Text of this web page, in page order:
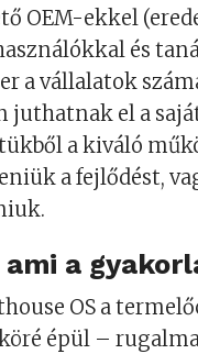
OEM-ekkel
és
a vállalatok
juthatnak el a
a kiváló
a fejlődést,
ami a
OS a
épül –